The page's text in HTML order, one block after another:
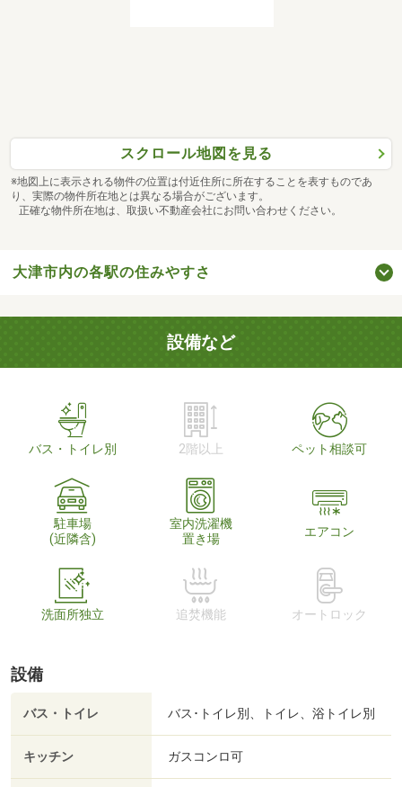
スクロール地図を見る
※地図上に表示される物件の位置は付近住所に所在することを表すものであ
り、実際の物件所在地とは異なる場合がございます。
正確な物件所在地は、取扱い不動産会社にお問い合わせください。
大津市内の各駅の住みやすさ
設備など
バス・トイレ別 2階以上 ペット相談可
駐車場
(近隣含)
室内洗濯機
置き場
エアコン
洗面所独立 追焚機能 オートロック
設備
バス・トイレ バス･トイレ別、トイレ、浴トイレ別
キッチン ガスコンロ可